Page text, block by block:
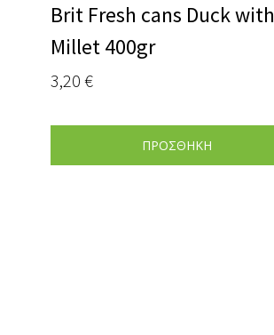
Brit Fresh cans Duck with
Millet 400gr
3,20 €
ΠΡΟΣΘΗΚΗ